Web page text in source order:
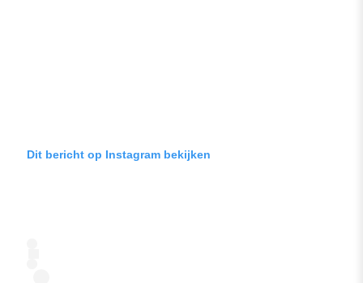
Dit bericht op Instagram bekijken